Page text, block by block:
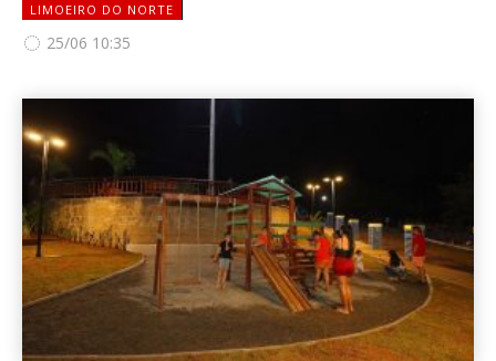
LIMOEIRO DO NORTE
25/06 10:35